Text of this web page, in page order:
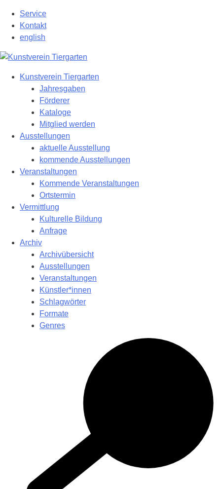
Hauptinhalt
springen
Service
Kontakt
english
Kunstverein Tiergarten
Jahresgaben
Förderer
Kataloge
Mitglied werden
Ausstellungen
aktuelle Ausstellung
kommende Ausstellungen
Veranstaltungen
Kommende Veranstaltungen
Ortstermin
Vermittlung
Kulturelle Bildung
Anfrage
Archiv
Archivübersicht
Ausstellungen
Veranstaltungen
Künstler*innen
Schlagwörter
Formate
Genres